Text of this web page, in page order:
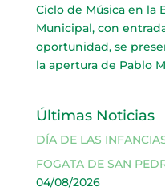
Ciclo de Música en la
Municipal, con
oportunidad, se
la apertura de Pablo
Últimas Noticias
DÍA DE LAS
FOGATA DE SAN
04/08/2026